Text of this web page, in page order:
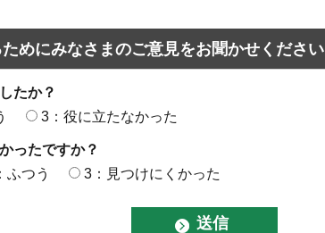
めにみなさまのご意見をお聞かせください
たか？
3：役に立たなかった
ったですか？
ふつう 3：見つけにくかった